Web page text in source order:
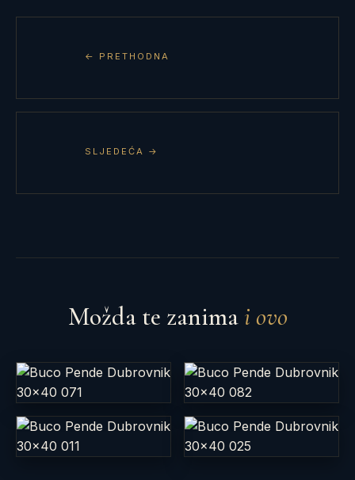
← PRETHODNA
SLJEDEĆA →
Možda te zanima i ovo